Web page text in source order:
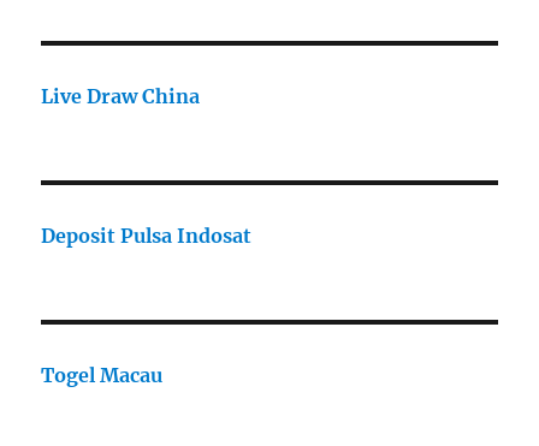
Live Draw China
Deposit Pulsa Indosat
Togel Macau